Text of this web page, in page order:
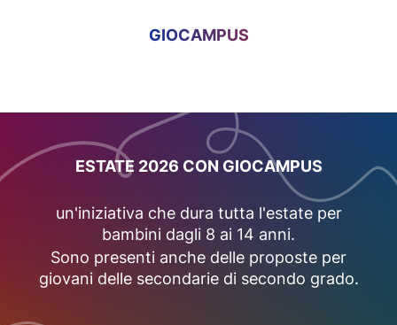
GIOCAMPUS
ESTATE 2026 CON GIOCAMPUS
un'iniziativa che dura tutta l'estate per
bambini dagli 8 ai 14 anni.
Sono presenti anche delle proposte per
giovani delle secondarie di secondo grado.